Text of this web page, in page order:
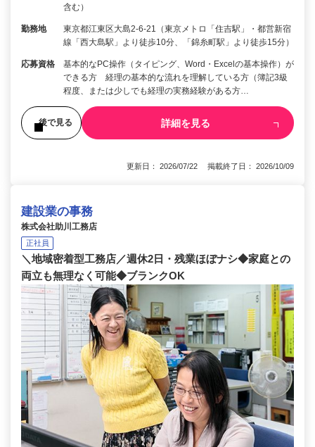
含む）
勤務地
東京都江東区大島2-6-21（東京メトロ「住吉駅」・都営新宿
線「西大島駅」より徒歩10分、「錦糸町駅」より徒歩15分）
応募資格
基本的なPC操作（タイピング、Word・Excelの基本操作）が
できる方 経理の基本的な流れを理解している方（簿記3級
程度、または少しでも経理の実務経験がある方…
後で見る 詳細を見る
更新日： 2026/07/22 掲載終了日： 2026/10/09
建設業の事務
株式会社助川工務店
正社員
＼地域密着型工務店／週休2日・残業ほぼナシ◆家庭との
両立も無理なく可能◆ブランクOK